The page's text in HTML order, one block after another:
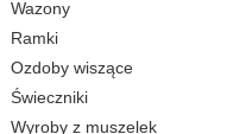
Wazony
Ramki
Ozdoby wiszące
Świeczniki
Wyroby z muszelek